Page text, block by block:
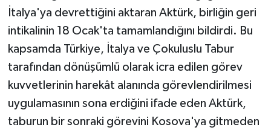
İtalya'ya devrettiğini aktaran Aktürk, birliğin geri
intikalinin 18 Ocak'ta tamamlandığını bildirdi. Bu
kapsamda Türkiye, İtalya ve Çokuluslu Tabur
tarafından dönüşümlü olarak icra edilen görev
kuvvetlerinin harekât alanında görevlendirilmesi
uygulamasının sona erdiğini ifade eden Aktürk,
taburun bir sonraki görevini Kosova'ya gitmeden